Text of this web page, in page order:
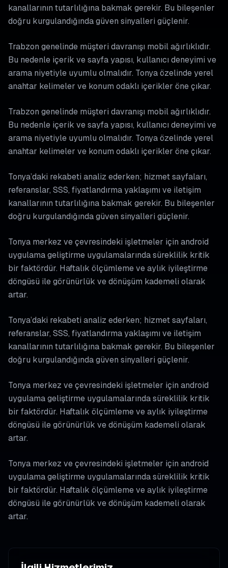
kanallarının tutarlılığına bakmak gerekir. Bu bileşenler
doğru kurgulandığında güven sinyalleri güçlenir.
Trabzon genelinde müşteri davranışı mobil ağırlıklıdır.
Bu nedenle içerik ve sayfa yapısı, kullanıcı deneyimi ve
arama niyetiyle uyumlu olmalıdır. Tonya özelinde yerel
anahtar kelimeler ve konum odaklı içerikler öne çıkar.
Trabzon genelinde müşteri davranışı mobil ağırlıklıdır.
Bu nedenle içerik ve sayfa yapısı, kullanıcı deneyimi ve
arama niyetiyle uyumlu olmalıdır. Tonya özelinde yerel
anahtar kelimeler ve konum odaklı içerikler öne çıkar.
Tonya’daki rekabeti analiz ederken; hizmet sayfaları,
referanslar, SSS, fiyatlandırma yaklaşımı ve iletişim
kanallarının tutarlılığına bakmak gerekir. Bu bileşenler
doğru kurgulandığında güven sinyalleri güçlenir.
Tonya merkez ve çevresindeki işletmeler için android
uygulama geliştirme uygulamalarında süreklilik kritik
bir faktördür. Haftalık ölçümleme ve aylık iyileştirme
döngüsü ile görünürlük ve dönüşüm kademeli olarak
artar.
Tonya’daki rekabeti analiz ederken; hizmet sayfaları,
referanslar, SSS, fiyatlandırma yaklaşımı ve iletişim
kanallarının tutarlılığına bakmak gerekir. Bu bileşenler
doğru kurgulandığında güven sinyalleri güçlenir.
Tonya merkez ve çevresindeki işletmeler için android
uygulama geliştirme uygulamalarında süreklilik kritik
bir faktördür. Haftalık ölçümleme ve aylık iyileştirme
döngüsü ile görünürlük ve dönüşüm kademeli olarak
artar.
Tonya merkez ve çevresindeki işletmeler için android
uygulama geliştirme uygulamalarında süreklilik kritik
bir faktördür. Haftalık ölçümleme ve aylık iyileştirme
döngüsü ile görünürlük ve dönüşüm kademeli olarak
artar.